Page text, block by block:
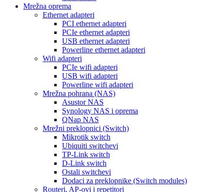
Mrežna oprema
Ethernet adapteri
PCI ethernet adapteri
PCIe ethernet adapteri
USB ethernet adapteri
Powerline ethernet adapteri
Wifi adapteri
PCIe wifi adapteri
USB wifi adapteri
Powerline wifi adapteri
Mrežna pohrana (NAS)
Asustor NAS
Synology NAS i oprema
QNap NAS
Mrežni preklopnici (Switch)
Mikrotik switch
Ubiquiti switchevi
TP-Link switch
D-Link switch
Ostali switchevi
Dodaci za preklopnike (Switch modules)
Routeri, AP-ovi i repetitori